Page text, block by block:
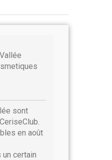
sont
en août
certain